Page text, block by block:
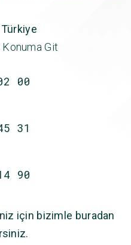
Git
00
31
90
için bizimle buradan